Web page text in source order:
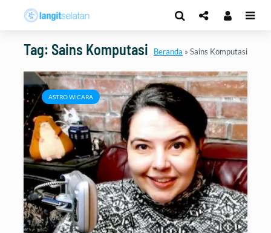
Tag: Sains Komputasi Beranda » Sains Komputasi
ASTRO WICARA